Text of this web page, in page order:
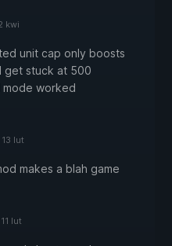
kwi
unit cap only boosts
get stuck at 500
worked
13 lut
makes a blah game
11 lut